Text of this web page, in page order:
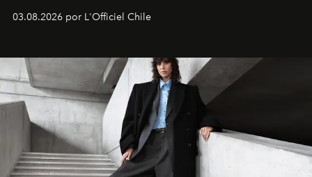
03.08.2026 por L'Officiel Chile